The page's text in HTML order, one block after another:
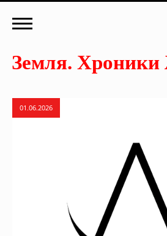
01.06.2026